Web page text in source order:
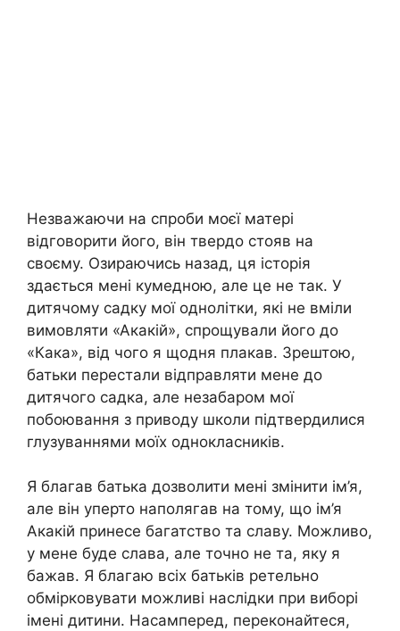
Незважаючи на спроби моєї матері
відговорити його, він твердо стояв на
своєму. Озираючись назад, ця історія
здається мені кумедною, але це не так. У
дитячому садку мої однолітки, які не вміли
вимовляти «Акакій», спрощували його до
«Кака», від чого я щодня плакав. Зрештою,
батьки перестали відправляти мене до
дитячого садка, але незабаром мої
побоювання з приводу школи підтвердилися
глузуваннями моїх однокласників.
Я благав батька дозволити мені змінити ім’я,
але він уперто наполягав на тому, що ім’я
Акакій принесе багатство та славу. Можливо,
у мене буде слава, але точно не та, яку я
бажав. Я благаю всіх батьків ретельно
обмірковувати можливі наслідки при виборі
імені дитини. Насамперед, переконайтеся,